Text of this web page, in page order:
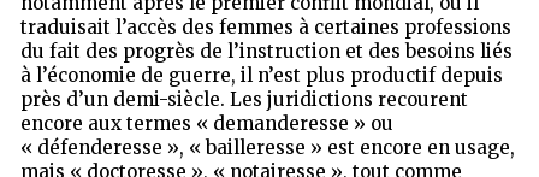
traduisait l’accès des femmes à certaines professions
du fait des progrès de l’instruction et des besoins liés
à l’économie de guerre, il n’est plus productif depuis
près d’un demi-siècle. Les juridictions recourent
encore aux termes « demanderesse » ou
« défenderesse », « bailleresse » est encore en usage,
mais « doctoresse », « notairesse », tout comme